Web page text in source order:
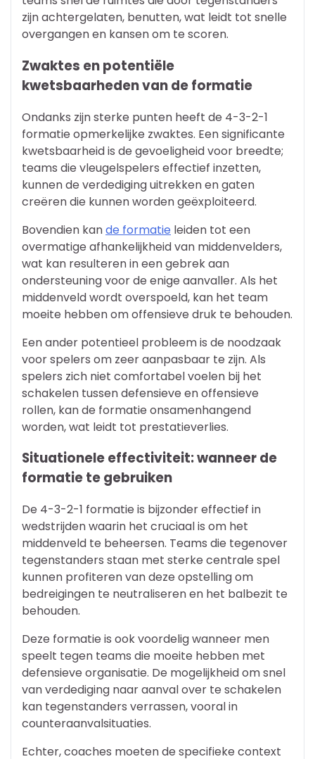
zijn achtergelaten, benutten, wat leidt tot snelle
overgangen en kansen om te scoren.
Zwaktes en potentiële
kwetsbaarheden van de formatie
Ondanks zijn sterke punten heeft de 4-3-2-1
formatie opmerkelijke zwaktes. Een significante
kwetsbaarheid is de gevoeligheid voor breedte;
teams die vleugelspelers effectief inzetten,
kunnen de verdediging uitrekken en gaten
creëren die kunnen worden geëxploiteerd.
Bovendien kande formatie leiden tot een
overmatige afhankelijkheid van middenvelders,
wat kan resulteren in een gebrek aan
ondersteuning voor de enige aanvaller. Als het
middenveld wordt overspoeld, kan het team
moeite hebben om offensieve druk te behouden.
Een ander potentieel probleem is de noodzaak
voor spelers om zeer aanpasbaar te zijn. Als
spelers zich niet comfortabel voelen bij het
schakelen tussen defensieve en offensieve
rollen, kan de formatie onsamenhangend
worden, wat leidt tot prestatieverlies.
Situationele effectiviteit: wanneer de
formatie te gebruiken
De 4-3-2-1 formatie is bijzonder effectief in
wedstrijden waarin het cruciaal is om het
middenveld te beheersen. Teams die tegenover
tegenstanders staan met sterke centrale spel
kunnen profiteren van deze opstelling om
bedreigingen te neutraliseren en het balbezit te
behouden.
Deze formatie is ook voordelig wanneer men
speelt tegen teams die moeite hebben met
defensieve organisatie. De mogelijkheid om snel
van verdediging naar aanval over te schakelen
kan tegenstanders verrassen, vooral in
counteraanvalsituaties.
Echter, coaches moeten de specifieke context